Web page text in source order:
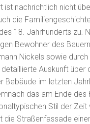
ist nachrichtlich nicht
die
18. Jahrhunderts zu.
Bewohner des
Nickels sowie
Auskunft über
Bebäude im letzten
das am Ende des
Stil der Zeit
die Straßenfassade